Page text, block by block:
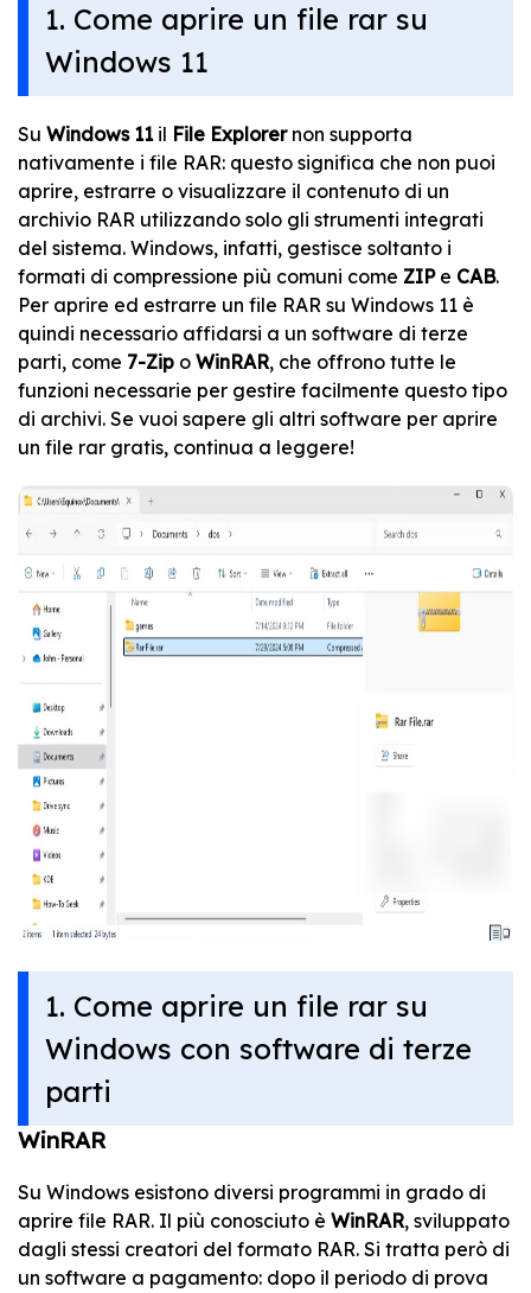
1. Come aprire un file rar su
Windows 11
Su Windows 11il File Explorernon supporta
nativamente i file RAR: questo significa che non puoi
aprire, estrarre o visualizzare il contenuto di un
archivio RAR utilizzando solo gli strumenti integrati
del sistema. Windows, infatti, gestisce soltanto i
formati di compressione più comuni come ZIPe CAB.
Per aprire ed estrarre un file RAR su Windows 11 è
quindi necessario affidarsi a un software di terze
parti, come 7-Zip o WinRAR, che offrono tutte le
funzioni necessarie per gestire facilmente questo tipo
di archivi. Se vuoi sapere gli altri software per aprire
un file rar gratis, continua a leggere!
1. Come aprire un file rar su
Windows con software di terze
parti
WinRAR
Su Windows esistono diversi programmi in grado di
aprire file RAR. Il più conosciuto è WinRAR, sviluppato
dagli stessi creatori del formato RAR. Si tratta però di
un software a pagamento: dopo il periodo di prova